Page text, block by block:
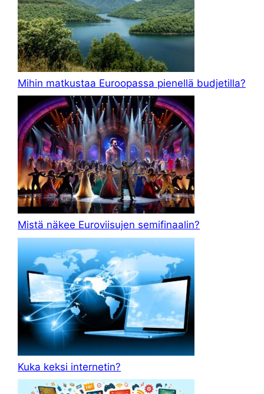
Mihin matkustaa Euroopassa pienellä budjetilla?
Mistä näkee Euroviisujen semifinaalin?
Kuka keksi internetin?